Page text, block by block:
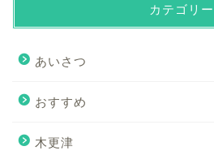
カテゴリー
あいさつ
おすすめ
木更津